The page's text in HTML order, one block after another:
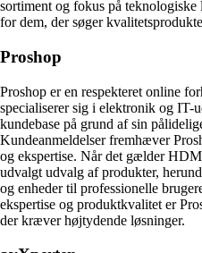
sortiment og fokus på
for dem, der søger
Proshop
Proshop er en respekteret online
specialiserer sig i elektronik og IT-
kundebase på grund af sin
Kundeanmeldelser fremhæver
og ekspertise. Når det gælder
udvalgt udvalg af produkter,
og enheder til professionelle
ekspertise og produktkvalitet er
der kræver højtydende løsninger.